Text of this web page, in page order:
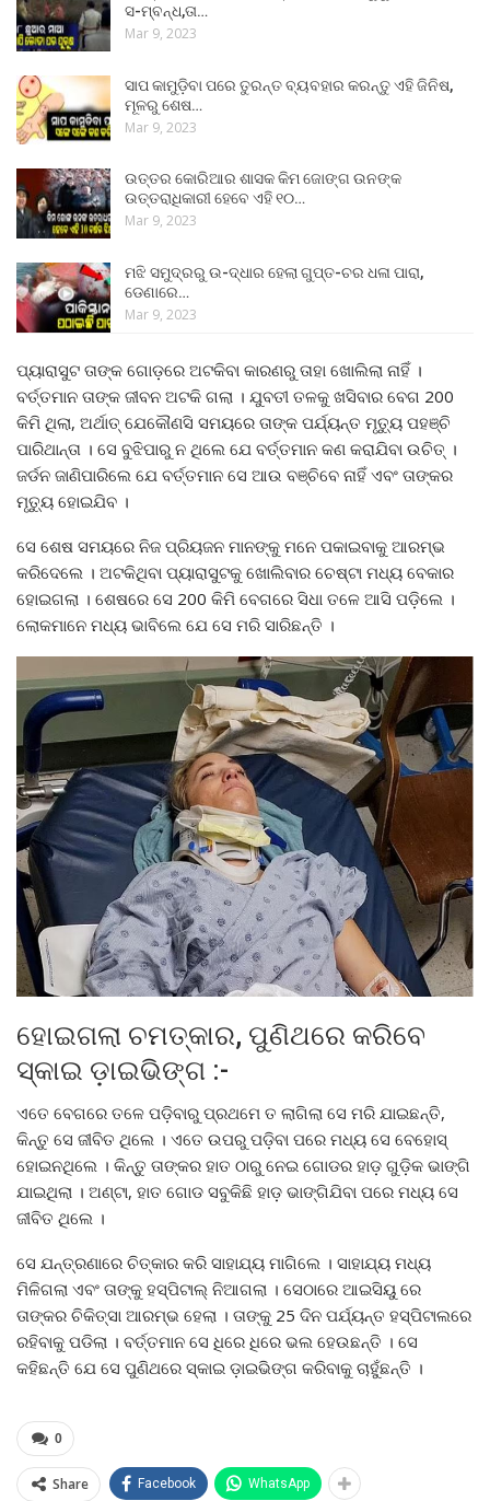
ସ-ମ୍ବନ୍ଧ,ତା…
Mar 9, 2023
ସାପ କାମୁଡ଼ିବା ପରେ ତୁରନ୍ତ ବ୍ୟବହାର କରନ୍ତୁ ଏହି ଜିନିଷ,
ମୂଳରୁ ଶେଷ…
Mar 9, 2023
ଉତ୍ତର କୋରିଆର ଶାସକ କିମ ଜୋଙ୍ଗ ଉନଙ୍କ
ଉତ୍ତରାଧିକାରୀ ହେବେ ଏହି ୧୦…
Mar 9, 2023
ମଝି ସମୁଦ୍ରରୁ ଉ-ଦ୍ଧାର ହେଲା ଗୁପ୍ତ-ଚର ଧଳା ପାରା,
ଡେଣାରେ…
Mar 9, 2023
ପ୍ୟାରାସୁଟ ତାଙ୍କ ଗୋଡ଼ରେ ଅଟକିବା କାରଣରୁ ତାହା ଖୋଲିଲା ନାହିଁ ।
ବର୍ତ୍ତମାନ ତାଙ୍କ ଜୀବନ ଅଟକି ଗଲା । ଯୁବତୀ ତଳକୁ ଖସିବାର ବେଗ 200
କିମି ଥିଲା, ଅର୍ଥାତ୍ ଯେକୌଣସି ସମୟରେ ତାଙ୍କ ପର୍ଯ୍ୟନ୍ତ ମୃତ୍ୟୁ ପହଞ୍ଚି
ପାରିଥାନ୍ତା । ସେ ବୁଝିପାରୁ ନ ଥିଲେ ଯେ ବର୍ତ୍ତମାନ କଣ କରାଯିବା ଉଚିତ୍ ।
ଜର୍ଡନ ଜାଣିପାରିଲେ ଯେ ବର୍ତ୍ତମାନ ସେ ଆଉ ବଞ୍ଚିବେ ନାହିଁ ଏବଂ ତାଙ୍କର
ମୃତ୍ୟୁ ହୋଇଯିବ ।
ସେ ଶେଷ ସମୟରେ ନିଜ ପ୍ରିୟଜନ ମାନଙ୍କୁ ମନେ ପକାଇବାକୁ ଆରମ୍ଭ
କରିଦେଲେ । ଅଟକିଥିବା ପ୍ୟାରାସୁଟକୁ ଖୋଲିବାର ଚେଷ୍ଟା ମଧ୍ୟ ବେକାର
ହୋଇଗଲା । ଶେଷରେ ସେ 200 କିମି ବେଗରେ ସିଧା ତଳେ ଆସି ପଡ଼ିଲେ ।
ଲୋକମାନେ ମଧ୍ୟ ଭାବିଲେ ଯେ ସେ ମରି ସାରିଛନ୍ତି ।
ହୋଇଗଲା ଚମତ୍କାର, ପୁଣିଥରେ କରିବେ
ସ୍କାଇ ଡ଼ାଇଭିଙ୍ଗ :-
ଏତେ ବେଗରେ ତଳେ ପଡ଼ିବାରୁ ପ୍ରଥମେ ତ ଲାଗିଲା ସେ ମରି ଯାଇଛନ୍ତି,
କିନ୍ତୁ ସେ ଜୀବିତ ଥିଲେ । ଏତେ ଉପରୁ ପଡ଼ିବା ପରେ ମଧ୍ୟ ସେ ବେହୋସ୍
ହୋଇନଥିଲେ । କିନ୍ତୁ ତାଙ୍କର ହାତ ଠାରୁ ନେଇ ଗୋଡର ହାଡ଼ ଗୁଡ଼ିକ ଭାଙ୍ଗି
ଯାଇଥିଲା । ଅଣ୍ଟା, ହାତ ଗୋଡ ସବୁକିଛି ହାଡ଼ ଭାଙ୍ଗିଯିବା ପରେ ମଧ୍ୟ ସେ
ଜୀବିତ ଥିଲେ ।
ସେ ଯନ୍ତ୍ରଣାରେ ଚିତ୍କାର କରି ସାହାଯ୍ୟ ମାଗିଲେ । ସାହାଯ୍ୟ ମଧ୍ୟ
ମିଳିଗଲା ଏବଂ ତାଙ୍କୁ ହସ୍ପିଟାଲ୍ ନିଆଗଲା । ସେଠାରେ ଆଇସିୟୁ ରେ
ତାଙ୍କର ଚିକିତ୍ସା ଆରମ୍ଭ ହେଲା । ତାଙ୍କୁ 25 ଦିନ ପର୍ଯ୍ୟନ୍ତ ହସ୍ପିଟାଲରେ
ରହିବାକୁ ପଡିଲା । ବର୍ତ୍ତମାନ ସେ ଧିରେ ଧିରେ ଭଲ ହେଉଛନ୍ତି । ସେ
କହିଛନ୍ତି ଯେ ସେ ପୁଣିଥରେ ସ୍କାଇ ଡ଼ାଇଭିଙ୍ଗ କରିବାକୁ ଚାହୁଁଛନ୍ତି ।
0
Share Facebook WhatsApp